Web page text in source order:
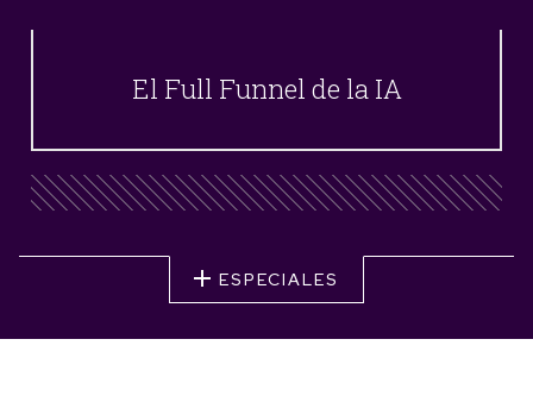
El Full Funnel de la IA
ESPECIALES